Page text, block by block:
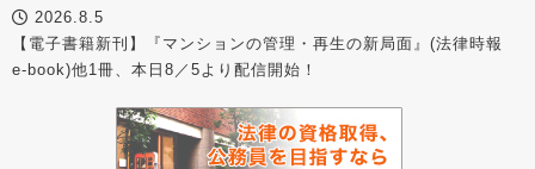
2026.8.5
【電子書籍新刊】『マンションの管理・再生の新局面』(法律時報
e-book)他1冊、本日8／5より配信開始！